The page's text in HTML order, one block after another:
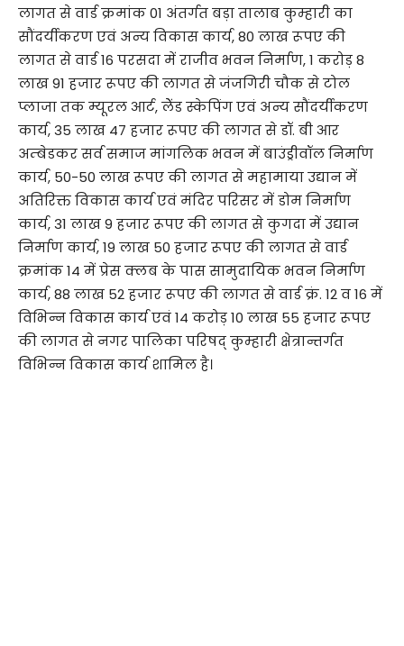
लागत से वार्ड क्रमांक 01 अंतर्गत बड़ा तालाब कुम्हारी का
सौंदर्यीकरण एवं अन्य विकास कार्य, 80 लाख रूपए की
लागत से वार्ड 16 परसदा में राजीव भवन निर्माण, 1 करोड़ 8
लाख 91 हजार रूपए की लागत से जंजगिरी चौक से टोल
प्लाजा तक म्यूरल आर्ट, लेेंड स्केपिंग एवं अन्य सौंदर्यीकरण
कार्य, 35 लाख 47 हजार रूपए की लागत से डॉ. बी आर
अम्बेडकर सर्व समाज मांगलिक भवन में बाउंड्रीवॉल निर्माण
कार्य, 50-50 लाख रूपए की लागत से महामाया उद्यान में
अतिरिक्त विकास कार्य एवं मंदिर परिसर में डोम निर्माण
कार्य, 31 लाख 9 हजार रूपए की लागत से कुगदा में उद्यान
निर्माण कार्य, 19 लाख 50 हजार रूपए की लागत से वार्ड
क्रमांक 14 में प्रेस क्लब के पास सामुदायिक भवन निर्माण
कार्य, 88 लाख 52 हजार रूपए की लागत से वार्ड क्रं. 12 व 16 में
विभिन्न विकास कार्य एवं 14 करोड़ 10 लाख 55 हजार रूपए
की लागत से नगर पालिका परिषद् कुम्हारी क्षेत्रान्तर्गत
विभिन्न विकास कार्य शामिल है।